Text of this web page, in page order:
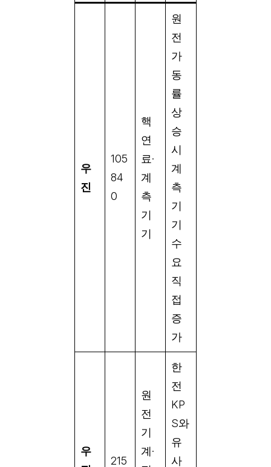
우
진
105
84
0
핵
연
료·
계
측
기
기
원
전
가
동
률
상
승
시
계
측
기
기
수
요
직
접
증
가
우
215
원
전
기
계·
한
전
KP
S와
유
사